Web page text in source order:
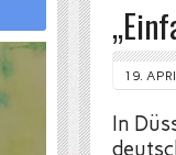
19.
In